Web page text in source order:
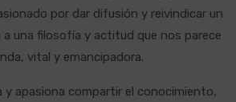
por dar difusión y reivindicar un
a una filosofía y actitud que nos parece
vital y emancipadora.
y apasiona compartir el conocimiento,